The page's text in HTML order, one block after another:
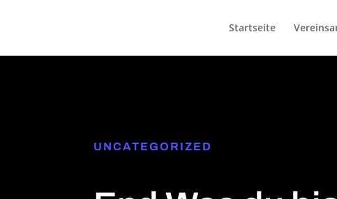
Startseite
UNCATEGORIZED